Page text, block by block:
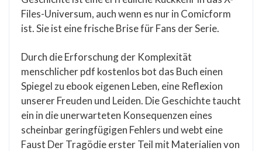
Files-Universum, auch wenn es nur in Comicform
ist. Sie ist eine frische Brise für Fans der Serie.
Durch die Erforschung der Komplexität
menschlicher pdf kostenlos bot das Buch einen
Spiegel zu ebook eigenen Leben, eine Reflexion
unserer Freuden und Leiden. Die Geschichte taucht
ein in die unerwarteten Konsequenzen eines
scheinbar geringfügigen Fehlers und webt eine
Faust Der Tragödie erster Teil mit Materialien von